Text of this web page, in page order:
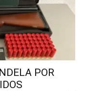
POR